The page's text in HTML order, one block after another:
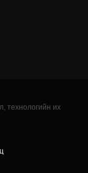
технологийн их